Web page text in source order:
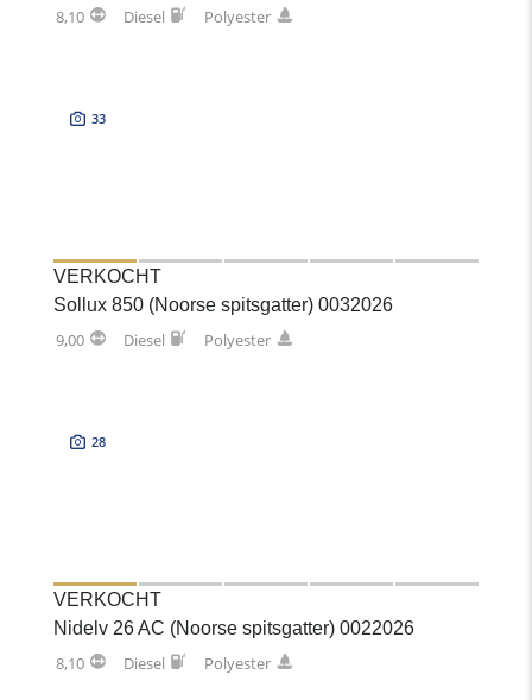
8,10 Diesel Polyester
33
VERKOCHT
Sollux 850 (Noorse spitsgatter) 0032026
9,00 Diesel Polyester
28
VERKOCHT
Nidelv 26 AC (Noorse spitsgatter) 0022026
8,10 Diesel Polyester